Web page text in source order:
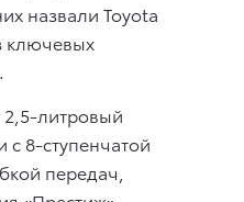
назвали Toyota
ключевых
2,5-литровый
с 8-ступенчатой
передач,